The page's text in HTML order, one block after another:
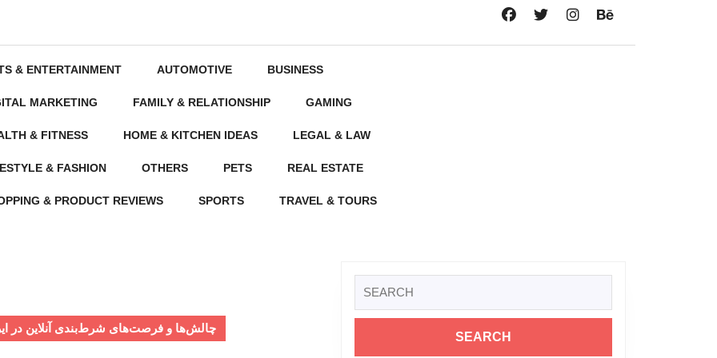
& ENTERTAINMENT AUTOMOTIVE BUSINESS
MARKETING FAMILY & RELATIONSHIP GAMING
& FITNESS HOME & KITCHEN IDEAS LEGAL & LAW
& FASHION OTHERS PETS REAL ESTATE
& PRODUCT REVIEWS SPORTS TRAVEL & TOURS
چالش‌ها و فرصت‌های شرط‌بندی آنلاین در
for: